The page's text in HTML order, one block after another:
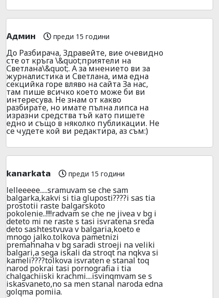
Админ преди 15 години
До Разбирача, Здравейте, вие очевидно
сте от кръга \&quot;приятели на
Светлана\&quot;. А за мнението ви за
журналистика и Светлана, има една
секцийка горе вляво на сайта За нас,
там пише всичко което може би ви
интересува. Не знам от какво
разбирате, но имате пълна липса на
изразни средства тъй като пишете
едно и също в няколко публикации. Не
се чудете кой ви редактира, аз съм:)
kanarkata преди 15 години
lelleeeee.....sramuvam se che sam
balgarka,kakvi si tia gluposti????i sas tia
prostotii raste balgarskoto
pokolenie..!!!!radvam se che ne jivea v bg i
deteto mi ne raste s tasi isvratena sreda
deto sashtestvuva v balgaria,koeto e
mnogo jalko.tolkova pametnizi
premahnaha v bg saradi stroeji na veliki
balgari,a sega iskali da stroqt na nqkva si
kameli????tolkova isvraten e stanal toq
narod pokrai tasi pornografia i tia
chalgachiiski krachmi....isvinqmvam se s
iskasvaneto,no sa men stanal naroda edna
golqma pomiia.